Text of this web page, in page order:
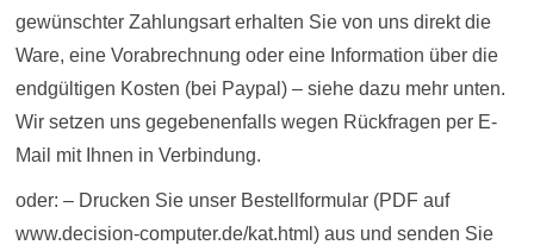
gewünschter Zahlungsart erhalten Sie von uns direkt die
Ware, eine Vorabrechnung oder eine Information über die
endgültigen Kosten (bei Paypal) – siehe dazu mehr unten.
Wir setzen uns gegebenenfalls wegen Rückfragen per E-
Mail mit Ihnen in Verbindung.
oder: – Drucken Sie unser Bestellformular (PDF auf
www.decision-computer.de/kat.html) aus und senden Sie